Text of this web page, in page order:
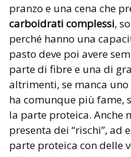
pranzo e una cena che
carboidrati complessi,
perché hanno una
pasto deve poi avere
parte di fibre e una di
altrimenti, se manca
ha comunque più fame,
la parte proteica. Anche
presenta dei “rischi”, ad
parte proteica con delle